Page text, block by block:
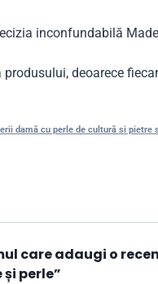
inconfundabilă
deoarece
damă cu perle de cultură si pietre
care adaugi o
perle”